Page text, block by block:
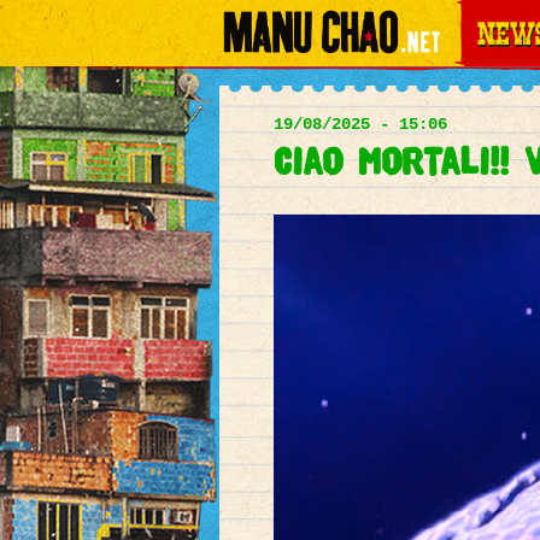
Main
menu
News
19/08/2025 - 15:06
Ciao mortali!!